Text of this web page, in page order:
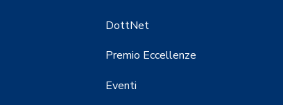
DottNet
Premio Eccellenze
Eventi